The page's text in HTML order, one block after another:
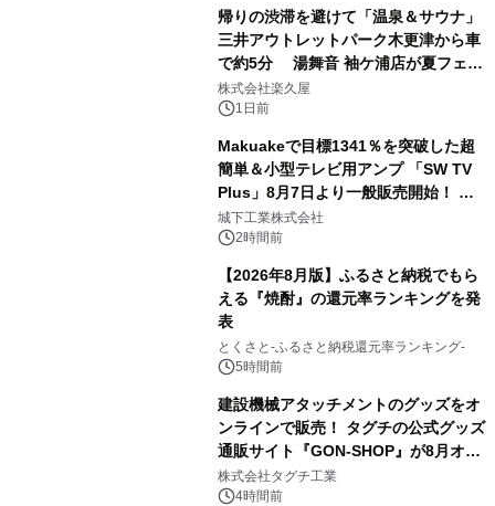
帰りの渋滞を避けて「温泉＆サウナ」
三井アウトレットパーク木更津から車
で約5分 湯舞音 袖ケ浦店が夏フェア
メニューを提供
株式会社楽久屋
1日前
Makuakeで目標1341％を突破した超
簡単＆小型テレビ用アンプ 「SW TV
Plus」8月7日より一般販売開始！ ケ
ーブル1本つなぐだけ、テレビの音が
ぐっと豊かに
城下工業株式会社
2時間前
【2026年8月版】ふるさと納税でもら
える『焼酎』の還元率ランキングを発
表
とくさと-ふるさと納税還元率ランキング-
5時間前
建設機械アタッチメントのグッズをオ
ンラインで販売！ タグチの公式グッズ
通販サイト『GON-SHOP』が8月オー
プン
株式会社タグチ工業
4時間前